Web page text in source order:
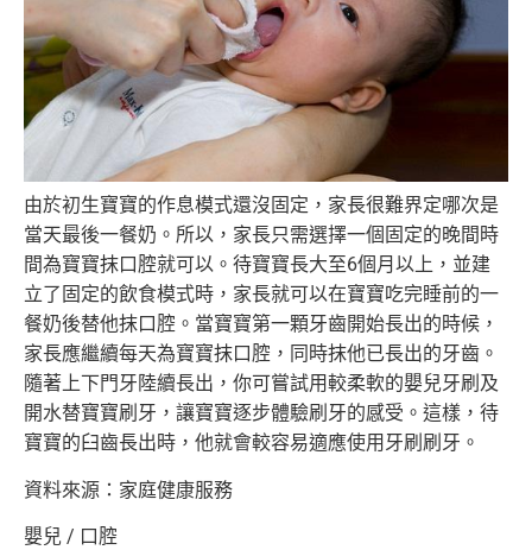
由於初生寶寶的作息模式還沒固定，家長很難界定哪次是
當天最後一餐奶。所以，家長只需選擇一個固定的晚間時
間為寶寶抹口腔就可以 。待寶寶長大至6個月以上，並建
立了固定的飲食模式時，家長就可以在寶寶吃完睡前的一
餐奶後替他抹口腔。當寶寶第一顆牙齒開始長出的時候，
家長應繼續每天為寶寶抹口腔，同時抹他已長出的牙齒。
隨著上下門牙陸續長出，你可嘗試用較柔軟的嬰兒牙刷及
開水替寶寶刷牙，讓寶寶逐步體驗刷牙的感受。這樣，待
寶寶的臼齒長出時，他就會較容易適應使用牙刷刷牙。
資料來源：家庭健康服務
嬰兒 / 口腔